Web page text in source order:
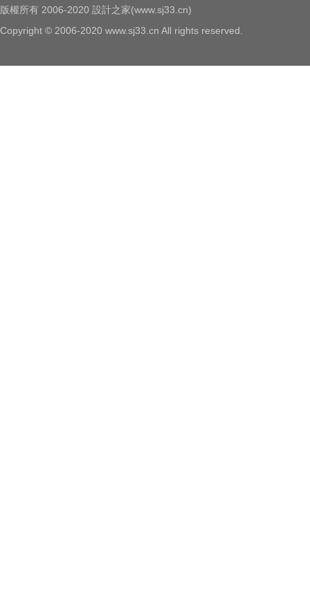
版權所有 2006-2020 設計之家(www.sj33.cn)
Copyright © 2006-2020 www.sj33.cn All rights reserved.